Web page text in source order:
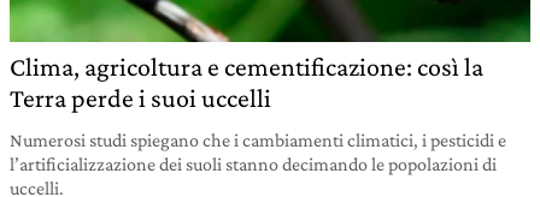
Clima, agricoltura e cementificazione: così la
Terra perde i suoi uccelli
Numerosi studi spiegano che i cambiamenti climatici, i pesticidi e
l’artificializzazione dei suoli stanno decimando le popolazioni di
uccelli.